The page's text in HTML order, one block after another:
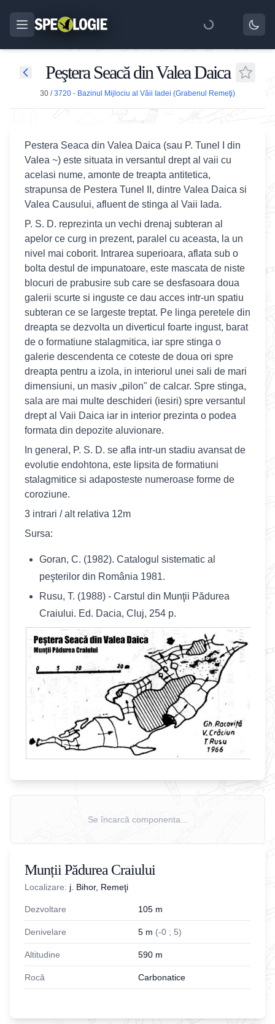
Peştera Seacă din Valea Daica
30 /3720 - Bazinul Mijlociu al Văii Iadei (Grabenul Remeţi)
Pestera Seaca din Valea Daica (sau P. Tunel I din
Valea ~) este situata in versantul drept al vaii cu
acelasi nume, amonte de treapta antitetica,
strapunsa de Pestera Tunel II, dintre Valea Daica si
Valea Causului, afluent de stinga al Vaii Iada.
P. S. D. reprezinta un vechi drenaj subteran al
apelor ce curg in prezent, paralel cu aceasta, la un
nivel mai coborit. Intrarea superioara, aflata sub o
bolta destul de impunatoare, este mascata de niste
blocuri de prabusire sub care se desfasoara doua
galerii scurte si inguste ce dau acces intr-un spatiu
subteran ce se largeste treptat. Pe linga peretele din
dreapta se dezvolta un diverticul foarte ingust, barat
de o formatiune stalagmitica, iar spre stinga o
galerie descendenta ce coteste de doua ori spre
dreapta pentru a izola, in interiorul unei sali de mari
dimensiuni, un masiv „pilon" de calcar. Spre stinga,
sala are mai multe deschideri (iesiri) spre versantul
drept al Vaii Daica iar in interior prezinta o podea
formata din depozite aluvionare.
In general, P. S. D. se afla intr-un stadiu avansat de
evolutie endohtona, este lipsita de formatiuni
stalagmitice si adaposteste numeroase forme de
coroziune.
3 intrari / alt relativa 12m
Sursa:
Goran, C. (1982). Catalogul sistematic al
peşterilor din România 1981.
Rusu, T. (1988) - Carstul din Munţii Pădurea
Craiului. Ed. Dacia, Cluj, 254 p.
Se încarcă componenta...
Munții Pădurea Craiului
Localizare: j. Bihor, Remeţi
Dezvoltare 105 m
Denivelare 5 m (-0 ; 5)
Altitudine 590 m
Rocă Carbonatice